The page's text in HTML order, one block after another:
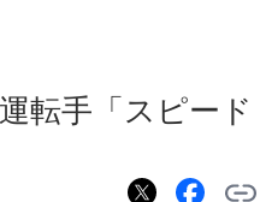
転手「スピード